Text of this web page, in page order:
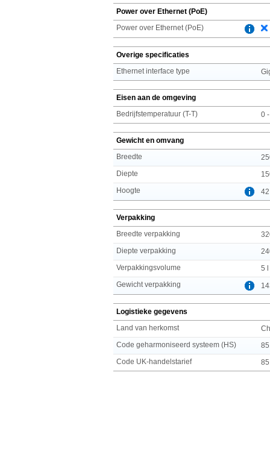
Power over Ethernet (PoE)
Power over Ethernet (PoE)
Overige specificaties
Ethernet interface type
Eisen aan de omgeving
Bedrijfstemperatuur (T-T)
0
Gewicht en omvang
Breedte
Diepte
Hoogte
Verpakking
Breedte verpakking
Diepte verpakking
Verpakkingsvolume
5 l
Gewicht verpakking
Logistieke gegevens
Land van herkomst
Code geharmoniseerd systeem (HS)
Code UK-handelstarief